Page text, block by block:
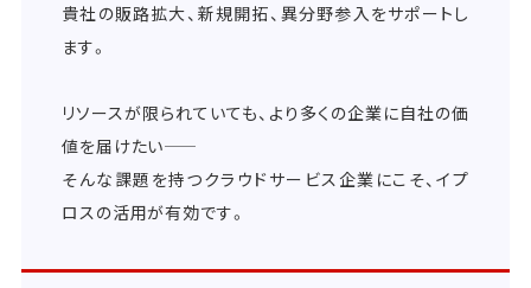
貴社の販路拡大、新規開拓、異分野参入をサポートし
ます。
リソースが限られていても、より多くの企業に自社の価
値を届けたい――
そんな課題を持つクラウドサービス企業にこそ、イプ
ロスの活用が有効です。